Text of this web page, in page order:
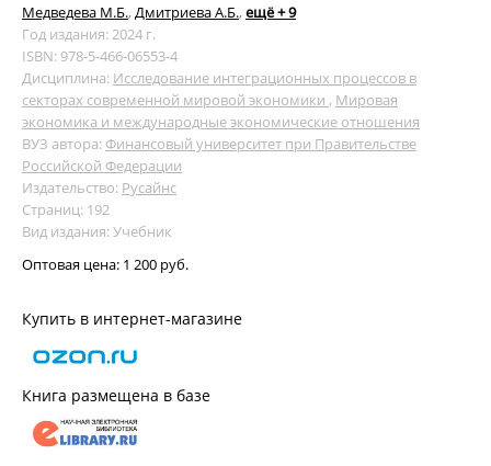
Медведева М.Б., Дмитриева А.Б., ещё + 9
Год издания: 2024 г.
ISBN: 978-5-466-06553-4
Дисциплина: Исследование интеграционных процессов в
секторах современной мировой экономики , Мировая
экономика и международные экономические отношения
ВУЗ автора: Финансовый университет при Правительстве
Российской Федерации
Издательство: Русайнс
Страниц: 192
Вид издания: Учебник
Оптовая цена: 1 200 руб.
Купить в интернет-магазине
Книга размещена в базе